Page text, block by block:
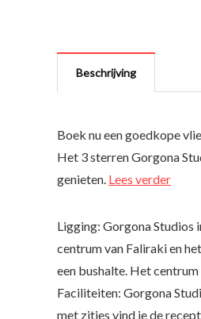
Beschrijving
Boek nu een goedkope
Het 3 sterren Gorgona
genieten. Lees verder
Ligging: Gorgona Studios
centrum van Faliraki en
een bushalte. Het
Faciliteiten: Gorgona
met zitjes vind je de